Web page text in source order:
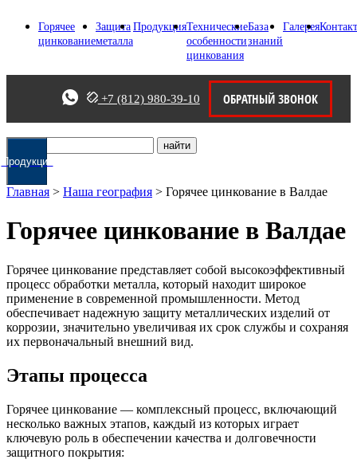
Горячее
цинкование
Защита
металла
ПродукцияТехнические
особенности
цинкования
База
знаний
Галерея
+7 (812) 980-39-10 ОБРАТНЫЙ ЗВОНОК
Цена
Продукция
Главная > Наша география > Горячее цинкование в Валдае
Горячее цинкование в Валдае
Горячее цинкование представляет собой высокоэффективный
процесс обработки металла, который находит широкое
применение в современной промышленности. Метод
обеспечивает надежную защиту металлических изделий от
коррозии, значительно увеличивая их срок службы и сохраняя
их первоначальный внешний вид.
Этапы процесса
Горячее цинкование — комплексный процесс, включающий
несколько важных этапов, каждый из которых играет
ключевую роль в обеспечении качества и долговечности
защитного покрытия: